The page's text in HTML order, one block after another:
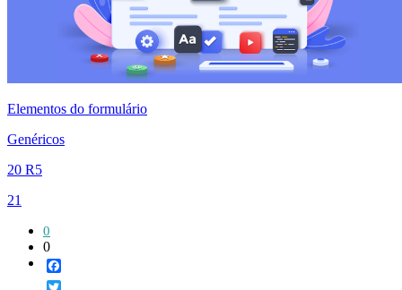
Elementos do formulário
Genéricos
20 R5
21
0
0